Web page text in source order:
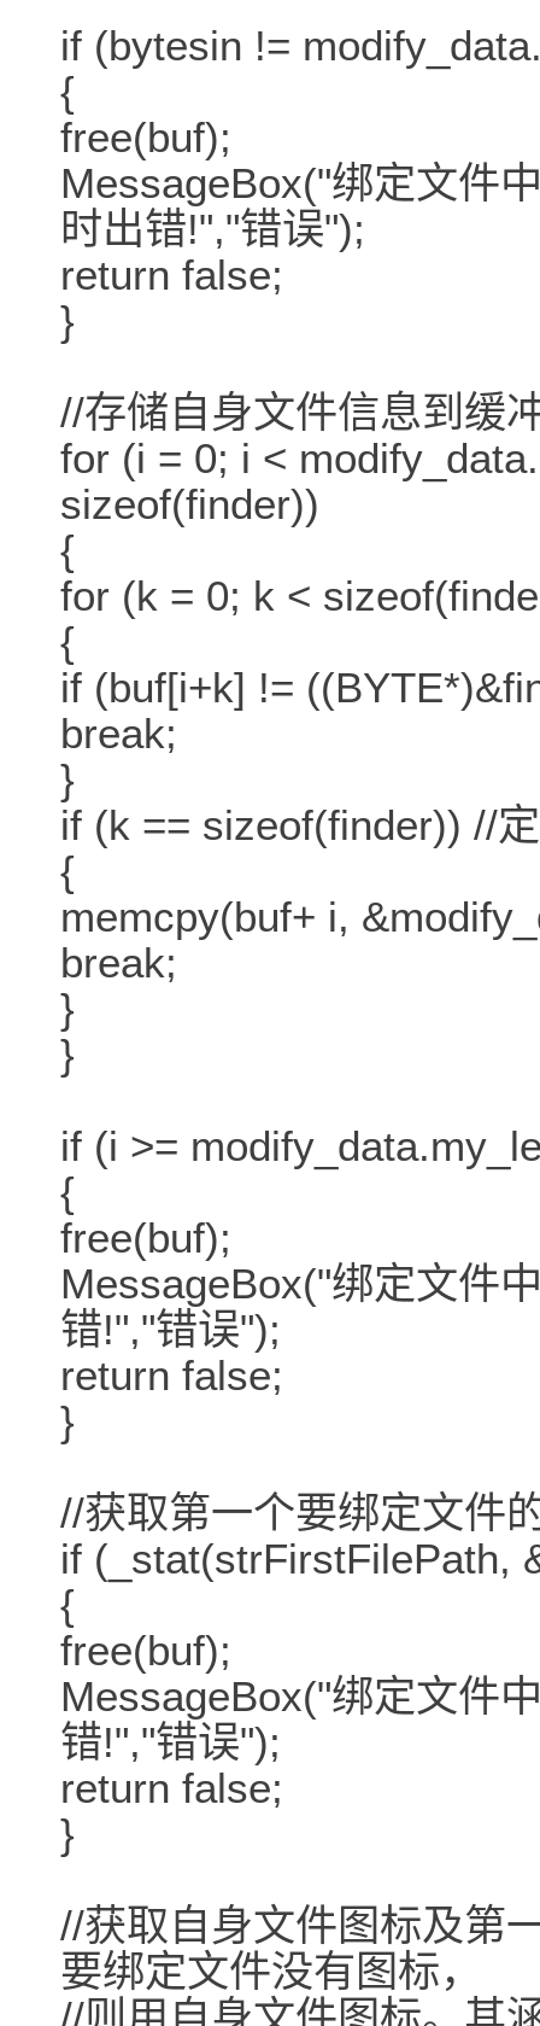
if (bytesin !=
{
free(buf);
MessageBox("绑定文件
时出错!","错误");
return false;
}
//存储自身文件信息到缓
for (i = 0; i <
sizeof(finder))
{
for (k = 0; k <
{
if (buf[i+k] !=
break;
}
if (k == sizeof(finder)) //
{
memcpy(buf+ i,
break;
}
}
if (i >=
{
free(buf);
MessageBox("绑定文件
错!","错误");
return false;
}
//获取第一个要绑定文件
if (_stat(strFirstFilePath,
{
free(buf);
MessageBox("绑定文件
错!","错误");
return false;
}
//获取自身文件图标及第
要绑定文件没有图标，